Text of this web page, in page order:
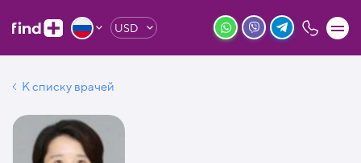
USD
К списку врачей